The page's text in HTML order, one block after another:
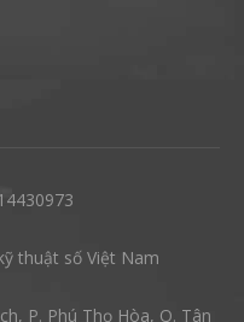
thuật số Việt Nam
P. Phú Thọ Hòa, Q. Tân